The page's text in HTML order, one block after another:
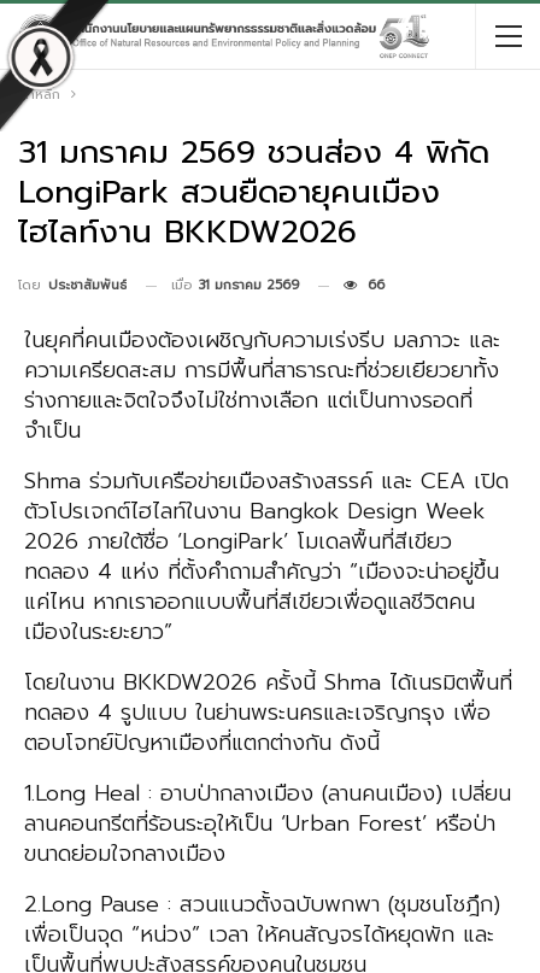
หน้าหลัก
31 มกราคม 2569 ชวนส่อง 4 พิกัด
LongiPark สวนยืดอายุคนเมือง
ไฮไลท์งาน BKKDW2026
โดย ประชาสัมพันธ์ เมื่อ 31 มกราคม 2569 66
ในยุคที่คนเมืองต้องเผชิญกับความเร่งรีบ มลภาวะ และ
ความเครียดสะสม การมีพื้นที่สาธารณะที่ช่วยเยียวยาทั้ง
ร่างกายและจิตใจจึงไม่ใช่ทางเลือก แต่เป็นทางรอดที่
จำเป็น
Shma ร่วมกับเครือข่ายเมืองสร้างสรรค์ และ CEA เปิด
ตัวโปรเจกต์ไฮไลท์ในงาน Bangkok Design Week
2026 ภายใต้ชื่อ ‘LongiPark’ โมเดลพื้นที่สีเขียว
ทดลอง 4 แห่ง ที่ตั้งคำถามสำคัญว่า “เมืองจะน่าอยู่ขึ้น
แค่ไหน หากเราออกแบบพื้นที่สีเขียวเพื่อดูแลชีวิตคน
เมืองในระยะยาว”
โดยในงาน BKKDW2026 ครั้งนี้ Shma ได้เนรมิตพื้นที่
ทดลอง 4 รูปแบบ ในย่านพระนครและเจริญกรุง เพื่อ
ตอบโจทย์ปัญหาเมืองที่แตกต่างกัน ดังนี้
1.Long Heal : อาบป่ากลางเมือง (ลานคนเมือง) เปลี่ยน
ลานคอนกรีตที่ร้อนระอุให้เป็น ‘Urban Forest’ หรือป่า
ขนาดย่อมใจกลางเมือง
2.Long Pause : สวนแนวตั้งฉบับพกพา (ชุมชนโชฎึก)
เพื่อเป็นจุด “หน่วง” เวลา ให้คนสัญจรได้หยุดพัก และ
เป็นพื้นที่พบปะสังสรรค์ของคนในชุมชน